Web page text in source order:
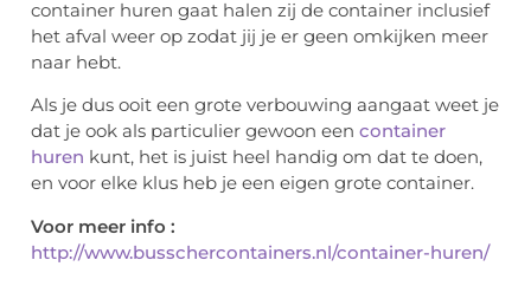
container huren gaat halen zij de container inclusief
het afval weer op zodat jij je er geen omkijken meer
naar hebt.
Als je dus ooit een grote verbouwing aangaat weet je
dat je ook als particulier gewoon een container
huren kunt, het is juist heel handig om dat te doen,
en voor elke klus heb je een eigen grote container.
Voor meer info :
http://www.busschercontainers.nl/container-huren/